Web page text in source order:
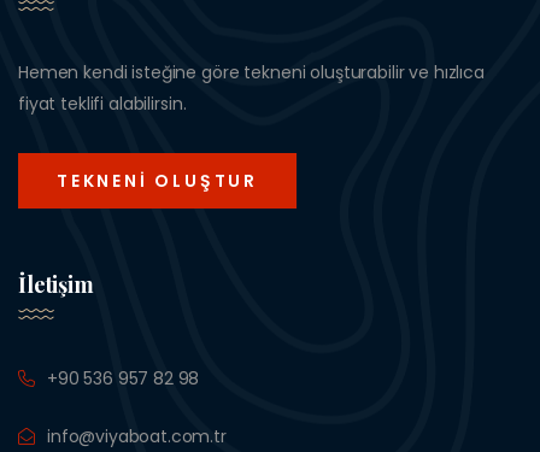
Hemen kendi isteğine göre tekneni oluşturabilir ve hızlıca
fiyat teklifi alabilirsin.
TEKNENI OLUŞTUR
İletişim
+90 536 957 82 98
info@viyaboat.com.tr